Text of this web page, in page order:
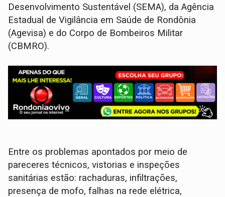
Desenvolvimento Sustentável (SEMA), da Agência
Estadual de Vigilância em Saúde de Rondônia
(Agevisa) e do Corpo de Bombeiros Militar
(CBMRO).
Entre os problemas apontados por meio de
pareceres técnicos, vistorias e inspeções
sanitárias estão: rachaduras, infiltrações,
presença de mofo, falhas na rede elétrica,